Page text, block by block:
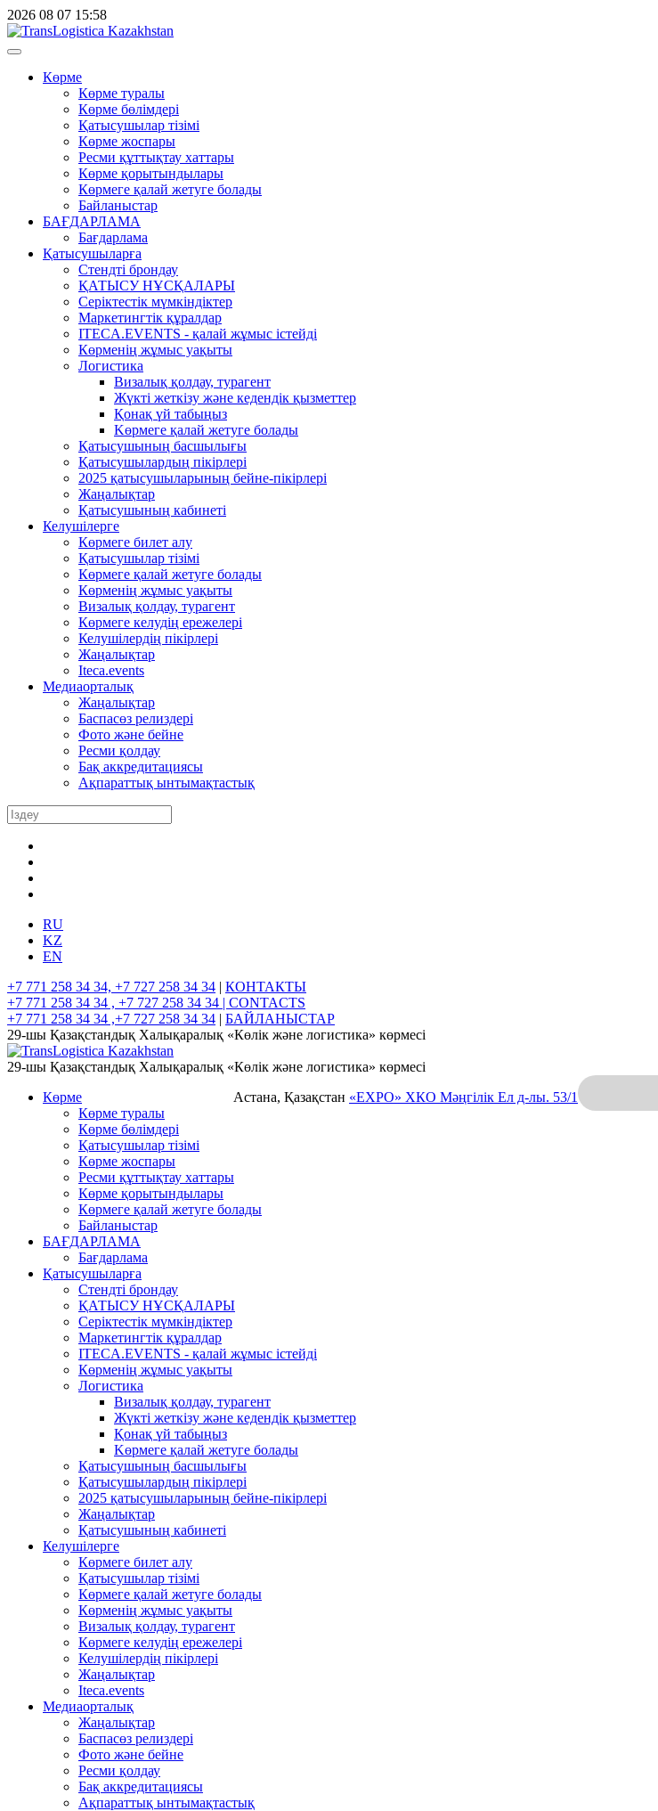
2026 08 07 15:58
Көрме
Көрме туралы
Көрме бөлімдері
Қатысушылар тізімі
Көрме жоспары
Ресми құттықтау хаттары
Көрме қорытындылары
Көрмеге қалай жетуге болады
Байланыстар
БАҒДАРЛАМА
Бағдарлама
Қатысушыларға
Стендті брондау
ҚАТЫСУ НҰСҚАЛАРЫ
Серіктестік мүмкіндіктер
Маркетингтік құралдар
ITECA.EVENTS - қалай жұмыс істейді
Көрменің жұмыс уақыты
Логистика
Визалық қолдау, турагент
Жүкті жеткізу және кедендік қызметтер
Қонақ үй табыңыз
Kөрмеге қалай жетуге болады
Қатысушының басшылығы
Қатысушылардың пікірлері
2025 қатысушыларының бейне-пікірлері
Жаңалықтар
Қатысушының кабинеті
Келушілерге
Көрмеге билет алу
Қатысушылар тізімі
Көрмеге қалай жетуге болады
Көрменің жұмыс уақыты
Визалық қолдау, турагент
Көрмеге келудің ережелері
Келушілердің пікірлері
Жаңалықтар
Iteca.events
Медиаорталық
Жаңалықтар
Баспасөз релиздері
Фото және бейне
Ресми қолдау
Бақ аккредитациясы
Ақпараттық ынтымақтастық
RU
KZ
EN
+7 771 258 34 34, +7 727 258 34 34 | КОНТАКТЫ
+7 771 258 34 34 , +7 727 258 34 34 | CONTACTS
+7 771 258 34 34 ,+7 727 258 34 34 | БАЙЛАНЫСТАР
29-шы Қазақстандық Халықаралық «Көлік және логистика» көрмесі
29-шы Қазақстандық Халықаралық «Көлік және логистика» көрмесі
Астана, Қазақстан «EXPO» ХКО Мәңгілік Ел д-лы. 53/1
Көрме
Көрме туралы
Көрме бөлімдері
Қатысушылар тізімі
Көрме жоспары
Ресми құттықтау хаттары
Көрме қорытындылары
Көрмеге қалай жетуге болады
Байланыстар
БАҒДАРЛАМА
Бағдарлама
Қатысушыларға
Стендті брондау
ҚАТЫСУ НҰСҚАЛАРЫ
Серіктестік мүмкіндіктер
Маркетингтік құралдар
ITECA.EVENTS - қалай жұмыс істейді
Көрменің жұмыс уақыты
Логистика
Визалық қолдау, турагент
Жүкті жеткізу және кедендік қызметтер
Қонақ үй табыңыз
Kөрмеге қалай жетуге болады
Қатысушының басшылығы
Қатысушылардың пікірлері
2025 қатысушыларының бейне-пікірлері
Жаңалықтар
Қатысушының кабинеті
Келушілерге
Көрмеге билет алу
Қатысушылар тізімі
Көрмеге қалай жетуге болады
Көрменің жұмыс уақыты
Визалық қолдау, турагент
Көрмеге келудің ережелері
Келушілердің пікірлері
Жаңалықтар
Iteca.events
Медиаорталық
Жаңалықтар
Баспасөз релиздері
Фото және бейне
Ресми қолдау
Бақ аккредитациясы
Ақпараттық ынтымақтастық